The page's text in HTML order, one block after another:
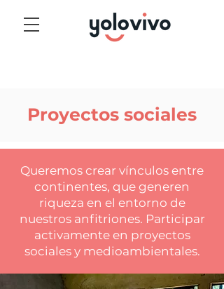
Proyectos sociales
Queremos crear vínculos entre
continentes, que generen
riqueza en el entorno de
nuestros anfitriones. Participar
activamente en proyectos
sociales y medioambientales.